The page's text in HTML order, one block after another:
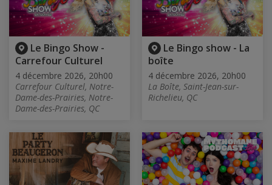
Le Bingo Show -
Carrefour Culturel
4 décembre 2026, 20h00
Carrefour Culturel, Notre-
Dame-des-Prairies, Notre-
Dame-des-Prairies, QC
Le Bingo show - La
boîte
4 décembre 2026, 20h00
La Boîte, Saint-Jean-sur-
Richelieu, QC